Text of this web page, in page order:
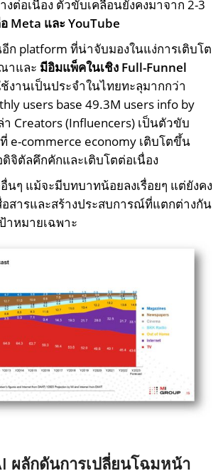
งต่อเนื่อง ตัวขับเคลื่อนยังคงมาจาก 2-3
Meta และ YouTube
อีก platform ที่น่าจับมองในแง่การเติบโต
าและ มีอิมแพ็คในเชิง Full-Funnel
งานเป็นประจำในไทยทะลุมากกว่า
users base 49.3M users info by
า Creators (Influencers) เป็นตัวขับ
e-commerce economy เติบโตขึ้น
ดิจิตัลคึกคักและเติบโตต่อเนื่อง
นๆ แม้จะมีบทบาทน้อยลงเรื่อยๆ แต่ยังคง
สารและสร้างประสบการณ์ที่แตกต่างกัน
าหมายเฉพาะ
ผลักดันการเปลี่ยนโฉมหน้า